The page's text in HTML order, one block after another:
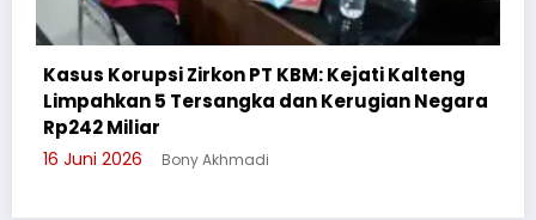
Cegah Bullying, Sikum Polresta Palangka Raya
Suluh Pelajar SMAN 6
3 Juni 2026 Bony Akhmadi